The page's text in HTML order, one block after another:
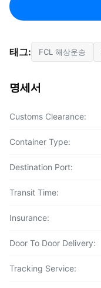
태그: FCL 해상운송
명세서
Customs Clearance:
Container Type:
Destination Port:
Transit Time:
Insurance:
Door To Door Delivery:
Tracking Service: